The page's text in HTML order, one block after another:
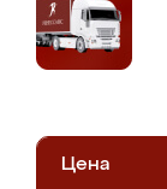
Цена